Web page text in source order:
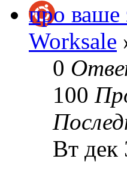
про ваше
Worksale
0
100
Вт дек